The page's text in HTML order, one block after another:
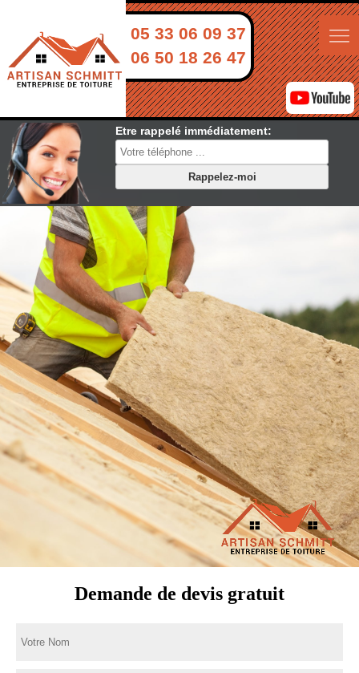
05 33 06 09 37
06 50 18 26 47
Etre rappelé immédiatement:
Demande de devis gratuit